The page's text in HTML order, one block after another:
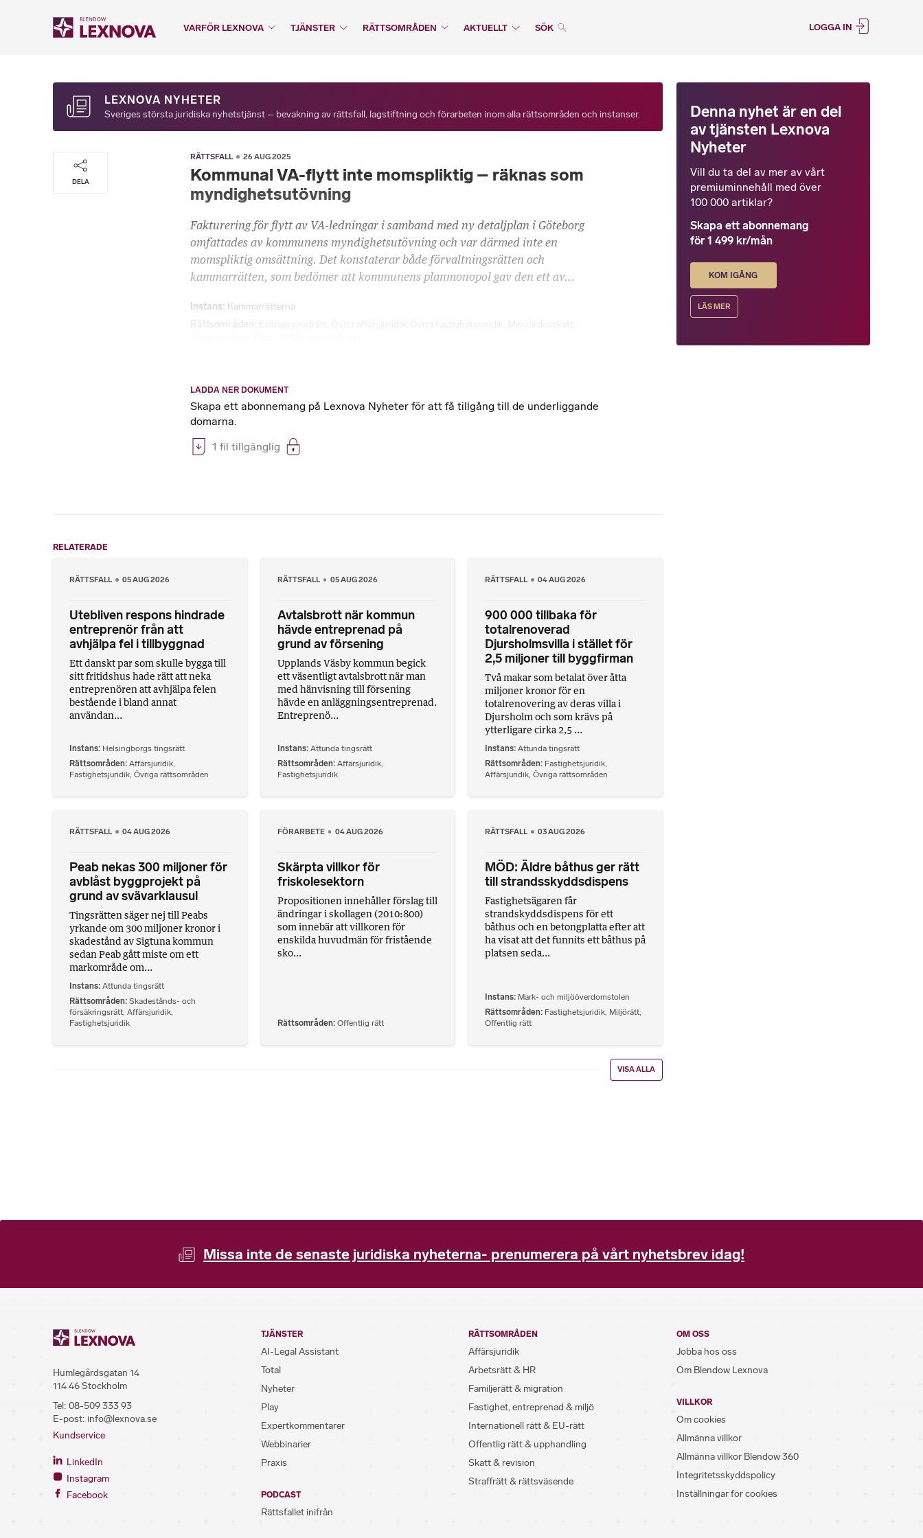
VARFÖR LEXNOVA TJÄNSTER RÄTTSOMRÅDEN AKTUELLT SÖK LOGGA IN
LEXNOVA NYHETER
Sveriges största juridiska nyhetstjänst – bevakning av rättsfall, lagstiftning och förarbeten inom alla rättsområden och instanser.
DELA
RÄTTSFALL 26 AUG 2025
Kommunal VA-flytt inte momspliktig – räknas som
myndighetsutövning
Fakturering för flytt av VA-ledningar i samband med ny detaljplan i Göteborg
omfattades av kommunens myndighetsutövning och var därmed inte en
momspliktig omsättning. Det konstaterar både förvaltningsrätten och
kammarrätten, som bedömer att kommunens planmonopol gav den ett av...
Instans Kammarrätterna
LADDA NER DOKUMENT
Skapa ett abonnemang på Lexnova Nyheter för att få tillgång till de underliggande
domarna.
1 fil tillgänglig
RELATERADE
RÄTTSFALL 05 AUG 2026
Utebliven respons hindrade
entreprenör från att
avhjälpa fel i tillbyggnad
Ett danskt par som skulle bygga till
sitt fritidshus hade rätt att neka
entreprenören att avhjälpa felen
bestående i bland annat
användan...
Instans Helsingborgs tingsrätt
Rättsområden Affärsjuridik
Fastighetsjuridik Övriga rättsområden
RÄTTSFALL 05 AUG 2026
Avtalsbrott när kommun
hävde entreprenad på
grund av försening
Upplands Väsby kommun begick
ett väsentligt avtalsbrott när man
med hänvisning till försening
hävde en anläggningsentreprenad.
Entreprenö...
Instans Attunda tingsrätt
Rättsområden Affärsjuridik,
Fastighetsjuridik
RÄTTSFALL 04 AUG 2026
900 000 tillbaka för
totalrenoverad
Djursholmsvilla i stället för
2,5 miljoner till byggfirman
Två makar som betalat över åtta
miljoner kronor för en
totalrenovering av deras villa i
Djursholm och som krävs på
ytterligare cirka 2,5 ...
Instans Attunda tingsrätt
Rättsområden Fastighetsjuridik
Affärsjuridik Övriga rättsområden
RÄTTSFALL 04 AUG 2026
Peab nekas 300 miljoner för
avblåst byggprojekt på
grund av svävarklausul
Tingsrätten säger nej till Peabs
yrkande om 300 miljoner kronor i
skadestånd av Sigtuna kommun
sedan Peab gått miste om ett
markområde om...
Instans Attunda tingsrätt
Rättsområden Skadestånds- och
försäkringsrätt Affärsjuridik
Fastighetsjuridik
FÖRARBETE 04 AUG 2026
Skärpta villkor för
friskolesektorn
Propositionen innehåller förslag till
ändringar i skollagen (2010:800)
som innebär att villkoren för
enskilda huvudmän för fristående
sko...
Rättsområden Offentlig rätt
RÄTTSFALL 03 AUG 2026
MÖD: Äldre båthus ger rätt
till strandsskyddsdispens
Fastighetsägaren får
strandskyddsdispens för ett
båthus och en betongplatta efter att
ha visat att det funnits ett båthus på
platsen seda...
Instans Mark- och miljööverdomstolen
Rättsområden Fastighetsjuridik Miljörätt
Offentlig rätt
VISA ALLA
Denna nyhet är en del
av tjänsten Lexnova
Nyheter
Vill du ta del av mer av vårt
premiuminnehåll med över
100 000 artiklar?
Skapa ett abonnemang
för 1 499 kr/mån
KOM IGÅNG
LÄS MER
Missa inte de senaste juridiska nyheterna- prenumerera på vårt nyhetsbrev idag!
Humlegårdsgatan 14
114 46 Stockholm
Tel: 08-509 333 93
E-post: info@lexnova.se
Kundservice
LinkedIn
Instagram
Facebook
TJÄNSTER
AI-Legal Assistant
Total
Nyheter
Play
Expertkommentarer
Webbinarier
Praxis
PODCAST
Rättsfallet inifrån
RÄTTSOMRÅDEN
Affärsjuridik
Arbetsrätt & HR
Familjerätt & migration
Fastighet, entreprenad & miljö
Internationell rätt & EU-rätt
Offentlig rätt & upphandling
Skatt & revision
Straffrätt & rättsväsende
OM OSS
Jobba hos oss
Om Blendow Lexnova
VILLKOR
Om cookies
Allmänna villkor
Allmänna villkor Blendow 360
Integritetsskyddspolicy
Inställningar för cookies